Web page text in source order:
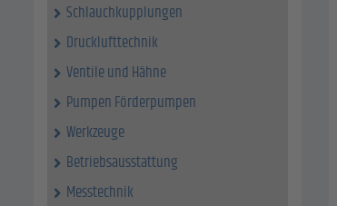
Schlauchkupplungen
Drucklufttechnik
Ventile und Hähne
Pumpen Förderpumpen
Werkzeuge
Betriebsausstattung
Messtechnik